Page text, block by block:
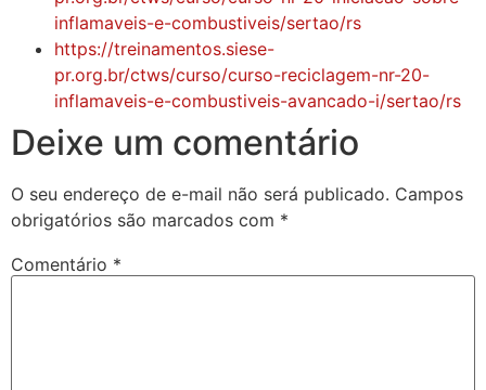
inflamaveis-e-combustiveis/sertao/rs
https://treinamentos.siese-
pr.org.br/ctws/curso/curso-reciclagem-nr-20-
inflamaveis-e-combustiveis-avancado-i/sertao/rs
Deixe um comentário
O seu endereço de e-mail não será publicado. Campos
obrigatórios são marcados com *
Comentário *